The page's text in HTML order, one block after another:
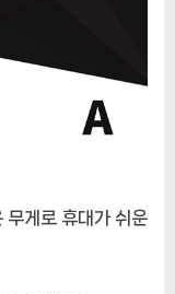
게로 휴대가 쉬운